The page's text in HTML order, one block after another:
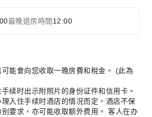
展開全部
最晚退房時間 12:00
能會向您收取一晚房費和稅金。 (此為
续时出示附照片的身份证件和信用卡。
入住手续时酒店的情况而定。酒店不保
要求，亦可能收取额外费用。 客人在办